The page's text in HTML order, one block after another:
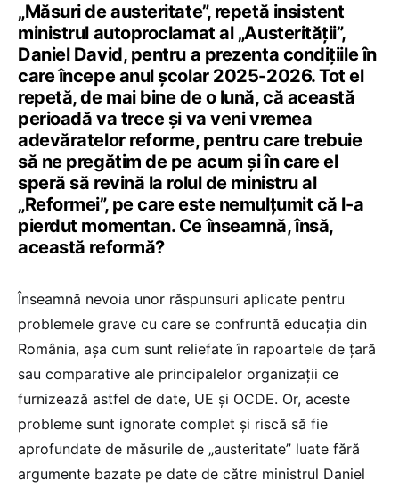
„Măsuri de austeritate”, repetă insistent
ministrul autoproclamat al „Austerității”,
Daniel David, pentru a prezenta condițiile în
care începe anul școlar 2025-2026. Tot el
repetă, de mai bine de o lună, că această
perioadă va trece și va veni vremea
adevăratelor reforme, pentru care trebuie
să ne pregătim de pe acum și în care el
speră să revină la rolul de ministru al
„Reformei”, pe care este nemulțumit că l-a
pierdut momentan. Ce înseamnă, însă,
această reformă?
Înseamnă nevoia unor răspunsuri aplicate pentru
problemele grave cu care se confruntă educația din
România, așa cum sunt reliefate în rapoartele de țară
sau comparative ale principalelor organizații ce
furnizează astfel de date, UE și OCDE. Or, aceste
probleme sunt ignorate complet și riscă să fie
aprofundate de măsurile de „austeritate” luate fără
argumente bazate pe date de către ministrul Daniel